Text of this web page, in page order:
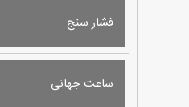
فشار سنج
ساعت جهانی